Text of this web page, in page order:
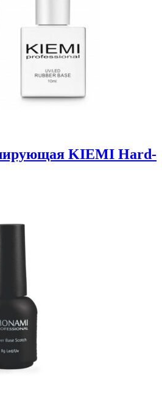
KIEMI Hard-